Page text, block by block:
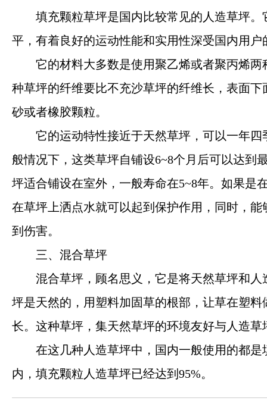
填充颗粒草坪是国内比较常见的人造草坪。
平，有着良好的运动性能和实用性深受国内用户
它的材料大多数是使用聚乙烯或者聚丙烯两
种草坪的纤维要比不充沙草坪的纤维长，表面下
砂或者橡胶颗粒。
它的运动特性接近于天然草坪，可以一年四
般情况下，这类草坪自铺设6~8个月后可以达到
坪适合铺设在室外，一般寿命在5~8年。如果是
在草坪上洒点水就可以起到保护作用，同时，能
到伤害。
三、混合草坪
混合草坪，顾名思义，它是将天然草坪和人
坪是天然的，用塑料加固草的根部，让草在塑料
长。这种草坪，集天然草坪的环境友好与人造草
在这几种人造草坪中，国内一般使用的都是
内，填充颗粒人造草坪已经达到95%。